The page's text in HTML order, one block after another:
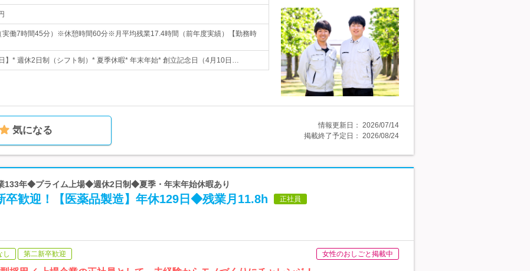
実働7時間45分）※休憩時間60分※月平均残業17.4時間（前年度実績）【勤務時
】* 週休2日制（シフト制）* 夏季休暇* 年末年始* 創立記念日（4月10日…
気になる 情報更新日： 2026/07/14
掲載終了予定日： 2026/08/24
133年◆プライム上場◆週休2日制◆夏季・年末年始休暇あり
卒歓迎！【医薬品製造】年休129日◆残業月11.8h 正社員
し 第二新卒歓迎 女性のおしごと掲載中